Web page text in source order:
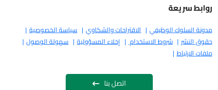
روابط سريعة
مدونة السلوك الوظيفي الاقتراحات والشكاوي
سياسة الخصوصية
حقوق النشر
شروط الاستخدام إخلاء المسؤولية
سهولة الوصول
ملفات الارتباط
اتصل بنا